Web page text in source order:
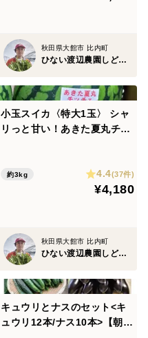
秋田県大館市 比内町
ひない渡辺農園しどけ村
小玉スイカ〈特大1玉〉 シャ
リっと甘い！あきた夏丸チッ
約3kg 4.4(37件)
¥4,180
秋田県大館市 比内町
ひない渡辺農園しどけ村
キュウリとナスのセット<キ
ュウリ12本/ナス10本>【朝ど